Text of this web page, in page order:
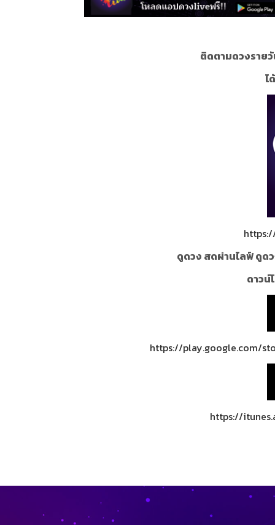
ติดตามดวงราย
ไ
ดูดวง สดผ่านไลฟ์ ดูด
ดาวน์
https://play.google.com/
https://